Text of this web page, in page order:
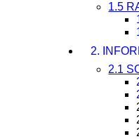
1.5
2.
2.1